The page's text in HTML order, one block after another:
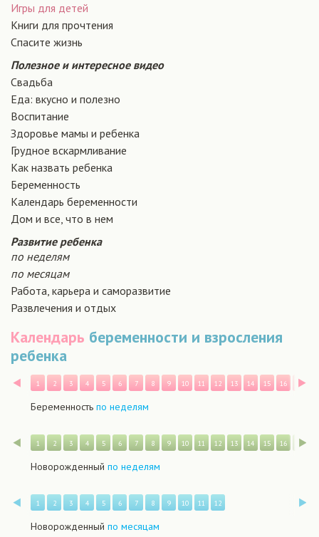
Игры для детей
Книги для прочтения
Спасите жизнь
Полезное и интересное видео
Свадьба
Еда: вкусно и полезно
Воспитание
Здоровье мамы и ребенка
Грудное вскармливание
Как назвать ребенка
Беременность
Календарь беременности
Дом и все, что в нем
Развитие ребенка
по неделям
по месяцам
Работа, карьера и саморазвитие
Развлечения и отдых
Календарь беременности и взросления
ребенка
Назад
1 2 3 4 5 6 7 8 9 10 11 12 13 14 15 16 17
Беременность по неделям
Назад
1 2 3 4 5 6 7 8 9 10 11 12 13 14 15 16 17
Новорожденный по неделям
Назад
1 2 3 4 5 6 7 8 9 10 11 12
Новорожденный по месяцам